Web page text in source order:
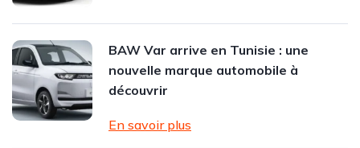
BAW Var arrive en Tunisie : une
nouvelle marque automobile à
découvrir
En savoir plus